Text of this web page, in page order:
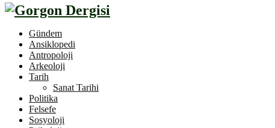
Gündem
Ansiklopedi
Antropoloji
Arkeoloji
Tarih
Sanat Tarihi
Politika
Felsefe
Sosyoloji